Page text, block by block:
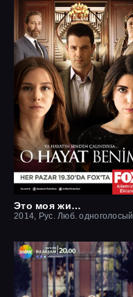
Это моя жизнь
2014, Рус. Люб. одноголосый